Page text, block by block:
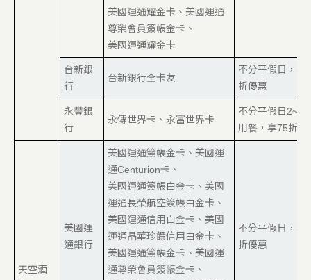
美國運通耀金卡、美國運通
尊榮會員簽帳金卡、
美國運通耀金卡
台新銀
行
台新銀行全卡友
不分平假日，享
折優惠
永豐銀
行
永傳世界卡、永富世界卡
不分平假日2~4
用餐，享75折優
天空酒
美國運
通銀行
美國運通簽帳金卡、美國運
通Centurion卡、
美國運通簽帳白金卡、美國
運通長榮航空簽帳白金卡、
美國運通信用白金卡、美國
運通晶華珍饌信用白金卡、
美國運通簽帳金卡、美國運
通尊榮會員簽帳金卡、
不分平假日，享
折優惠